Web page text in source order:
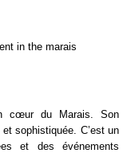
cœur du Marais. Son
sophistiquée. C’est un
et des événements